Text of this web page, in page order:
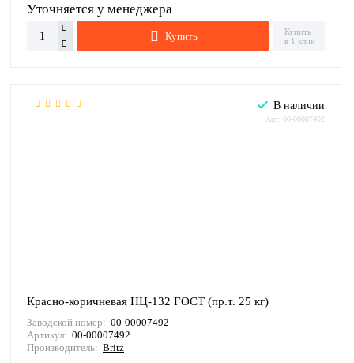
Уточняется у менеджера
Купить
Купить
в 1 клик
В наличии
Арт: 00-00007492
Красно-коричневая НЦ-132 ГОСТ (пр.т. 25 кг)
Заводской номер: 00-00007492
Артикул: 00-00007492
Производитель: Britz